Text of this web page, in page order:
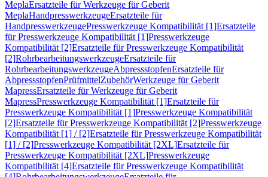
MeplaErsatzteile für Werkzeuge für Geberit
MeplaHandpresswerkzeugeErsatzteile für
HandpresswerkzeugePresswerkzeuge Kompatibilität [1]Ersatzteile
für Presswerkzeuge Kompatibilität [1]Presswerkzeuge
Kompatibilität [2]Ersatzteile für Presswerkzeuge Kompatibilität
[2]RohrbearbeitungswerkzeugeErsatzteile für
RohrbearbeitungswerkzeugeAbpressstopfenErsatzteile für
AbpressstopfenPrüfmittelZubehörWerkzeuge für Geberit
MapressErsatzteile für Werkzeuge für Geberit
MapressPresswerkzeuge Kompatibilität [1]Ersatzteile für
Presswerkzeuge Kompatibilität [1]Presswerkzeuge Kompatibilität
[2]Ersatzteile für Presswerkzeuge Kompatibilität [2]Presswerkzeuge
Kompatibilität [1] / [2]Ersatzteile für Presswerkzeuge Kompatibilität
[1] / [2]Presswerkzeuge Kompatibilität [2XL]Ersatzteile für
Presswerkzeuge Kompatibilität [2XL]Presswerkzeuge
Kompatibilität [4]Ersatzteile für Presswerkzeuge Kompatibilität